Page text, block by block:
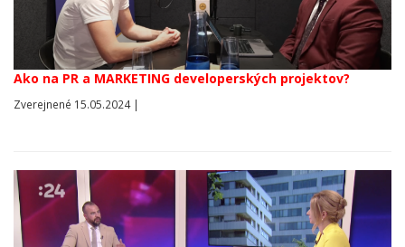
Ako na PR a MARKETING developerských projektov?
Zverejnené 15.05.2024 |